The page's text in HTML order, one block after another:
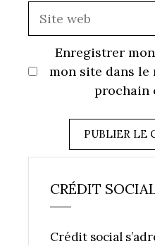
Enregistrer
mon site dans
prochain
CRÉDIT
Crédit social